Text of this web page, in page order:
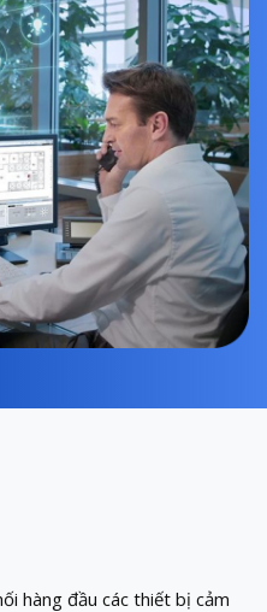
hàng đầu các thiết bị cảm